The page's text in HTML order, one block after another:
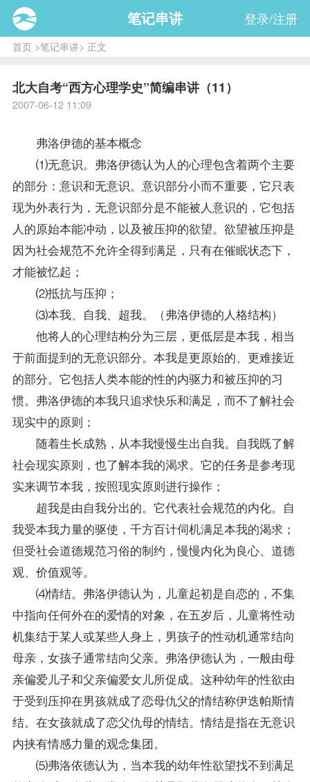
笔记串讲 登录/注册
首页>笔记串讲> 正文
北大自考“西方心理学史”简编串讲（11）
2007-06-12 11:09
弗洛伊德的基本概念
⑴无意识。弗洛伊德认为人的心理包含着两个主要
的部分：意识和无意识。意识部分小而不重要，它只表
现为外表行为，无意识部分是不能被人意识的，它包括
人的原始本能冲动，以及被压抑的欲望。欲望被压抑是
因为社会规范不允许全得到满足，只有在催眠状态下，
才能被忆起；
⑵抵抗与压抑；
⑶本我、自我、超我。（弗洛伊德的人格结构）
他将人的心理结构分为三层，更低层是本我，相当
于前面提到的无意识部分。本我是更原始的、更难接近
的部分。它包括人类本能的性的内驱力和被压抑的习
惯。弗洛伊德的本我只追求快乐和满足，而不了解社会
现实中的原则；
随着生长成熟，从本我慢慢生出自我。自我既了解
社会现实原则，也了解本我的渴求。它的任务是参考现
实来调节本我，按照现实原则进行操作；
超我是由自我分出的。它代表社会规范的内化。自
我受本我力量的驱使，千方百计伺机满足本我的渴求；
但受社会道德规范习俗的制约，慢慢内化为良心、道德
观、价值观等。
⑷情结。弗洛伊德认为，儿童起初是自恋的，不集
中指向任何外在的爱情的对象，在五岁后，儿童将性动
机集结于某人或某些人身上，男孩子的性动机通常结向
母亲，女孩子通常结向父亲。弗洛伊德认为，一般由母
亲偏爱儿子和父亲偏爱女儿所促成。这种幼年的性欲由
于受到压抑在男孩就成了恋母仇父的情结称伊迭帕斯情
结。在女孩就成了恋父仇母的情结。情结是指在无意识
内挟有情感力量的观念集团。
⑸弗洛依德认为，当本我的幼年性欲望找不到满足